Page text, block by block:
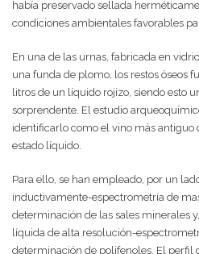
había preservado sellada
condiciones ambientales favorables
En una de las urnas, fabricada en
una funda de plomo, los restos óseos
litros de un líquido rojizo, siendo esto
sorprendente. El estudio
identificarlo como el vino más antiguo
estado líquido.
Para ello, se han empleado, por un
inductivamente-espectrometría de
determinación de las sales minerales
líquida de alta resolución-
determinación de polifenoles. El perfil